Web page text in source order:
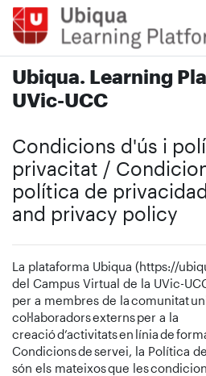
Ves al contingut principal
Ubiqua. Learning
UVic-UCC
Condicions d'ús i
privacitat /
política de
and privacy policy
La plataforma Ubiqua (https://
del Campus Virtual de la UVic-
per a membres de la comunitat
col·laboradors externs per a la
creació d’activitats en línia de
Condicions de servei, la Política
són els mateixos que les